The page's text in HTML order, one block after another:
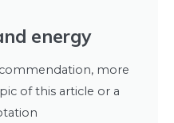
energy
more
of this article or a